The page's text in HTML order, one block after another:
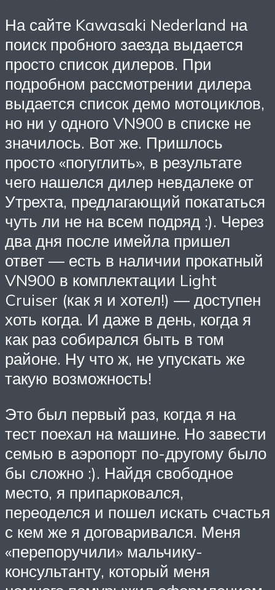
На сайте Kawasaki Nederland на
поиск пробного заезда выдается
просто список дилеров. При
подробном рассмотрении дилера
выдается список демо мотоциклов,
но ни у одного VN900 в списке не
значилось. Вот же. Пришлось
просто «погуглить», в результате
чего нашелся дилер невдалеке от
Утрехта, предлагающий покататься
чуть ли не на всем подряд :). Через
два дня после имейла пришел
ответ — есть в наличии прокатный
VN900 в комплектации Light
Cruiser (как я и хотел!) — доступен
хоть когда. И даже в день, когда я
как раз собирался быть в том
районе. Ну что ж, не упускать же
такую возможность!
Это был первый раз, когда я на
тест поехал на машине. Но завести
семью в аэропорт по-другому было
бы сложно :). Найдя свободное
место, я припарковался,
переоделся и пошел искать счастья
с кем же я договаривался. Меня
«перепоручили» мальчику-
консультанту, который меня